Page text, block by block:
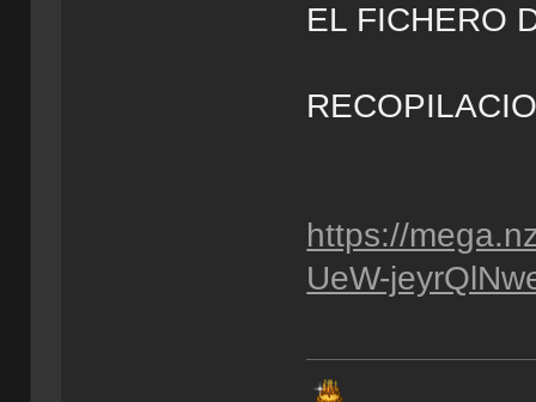
EL
https://
UeW-